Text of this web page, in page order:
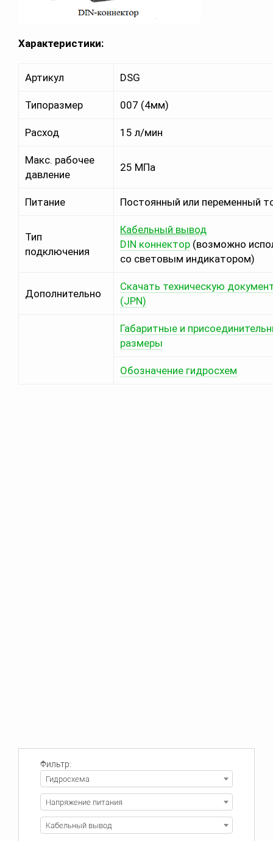
Характеристики:
Артикул DSG
Типоразмер 007 (4мм)
Расход 15 л/мин
Макс. рабочее
давление
25 МПа
Питание Постоянный или переменный
Тип
подключения
Кабельный вывод
DIN коннектор (возможно
со световым индикатором)
Дополнительно
Скачать техническую
(JPN)
Габаритные и
размеры
Обозначение гидросхем
Фильтр:
Гидросхема
Напряжение питания
Кабельный вывод